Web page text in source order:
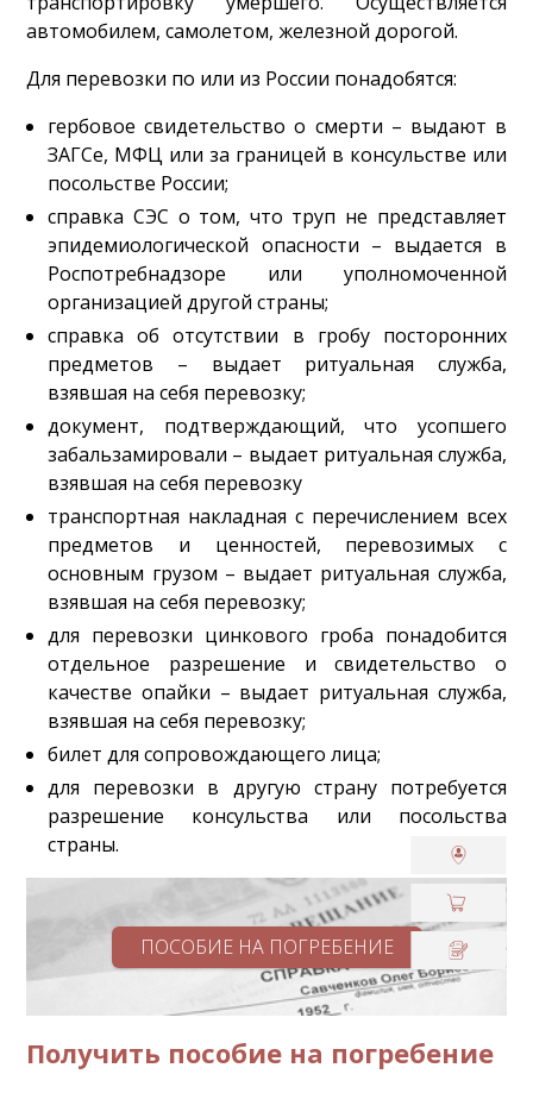
автомобилем, самолетом, железной дорогой.
Для перевозки по или из России понадобятся:
гербовое свидетельство о смерти – выдают в
ЗАГСе, МФЦ или за границей в консульстве или
посольстве России;
справка СЭС о том, что труп не представляет
эпидемиологической опасности – выдается в
Роспотребнадзоре или уполномоченной
организацией другой страны;
справка об отсутствии в гробу посторонних
предметов – выдает ритуальная служба,
взявшая на себя перевозку;
документ, подтверждающий, что усопшего
забальзамировали – выдает ритуальная служба,
взявшая на себя перевозку
транспортная накладная с перечислением всех
предметов и ценностей, перевозимых с
основным грузом – выдает ритуальная служба,
взявшая на себя перевозку;
для перевозки цинкового гроба понадобится
отдельное разрешение и свидетельство о
качестве опайки – выдает ритуальная служба,
взявшая на себя перевозку;
билет для сопровождающего лица;
для перевозки в другую страну потребуется
разрешение консульства или посольства
страны.
ПОСОБИЕ НА ПОГРЕБЕНИЕ
Получить пособие на погребение